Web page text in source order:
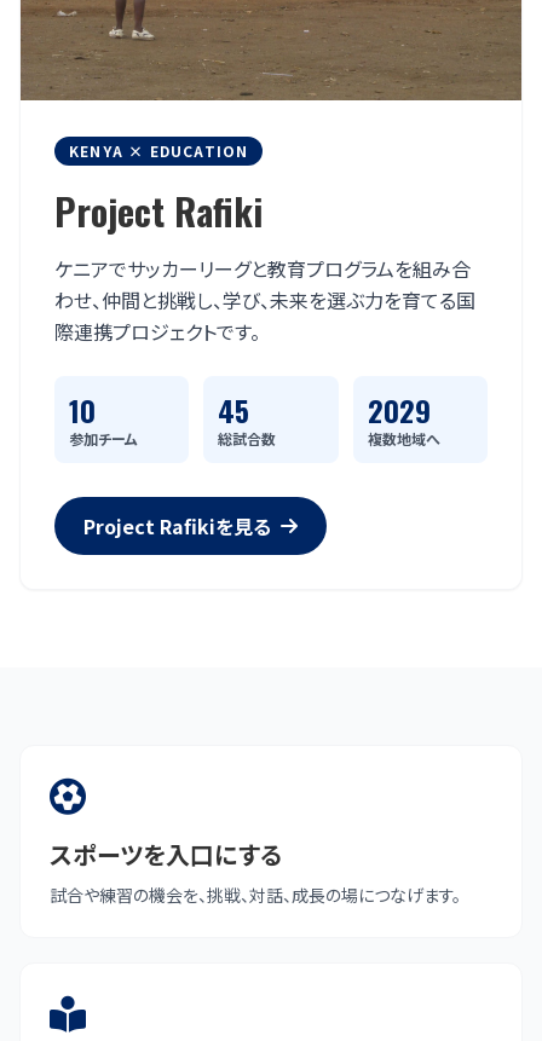
KENYA × EDUCATION
Project Rafiki
ケニアでサッカーリーグと教育プログラムを組み合
わせ、仲間と挑戦し、学び、未来を選ぶ力を育てる国
際連携プロジェクトです。
10
参加チーム
45
総試合数
2029
複数地域へ
Project Rafikiを見る
スポーツを入口にする
試合や練習の機会を、挑戦、対話、成長の場につなげます。